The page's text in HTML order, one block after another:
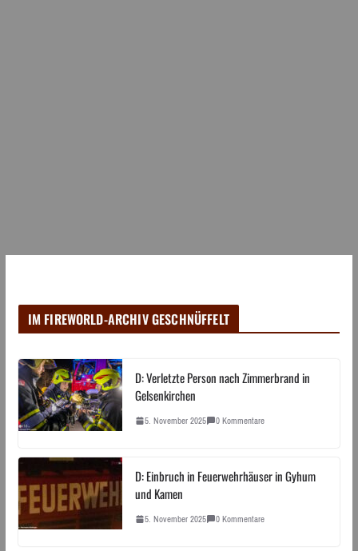
IM FIREWORLD-ARCHIV GESCHNÜFFELT
D: Verletzte Person nach Zimmerbrand in
Gelsenkirchen
5. November 2025 0 Kommentare
D: Einbruch in Feuerwehrhäuser in Gyhum
und Kamen
5. November 2025 0 Kommentare